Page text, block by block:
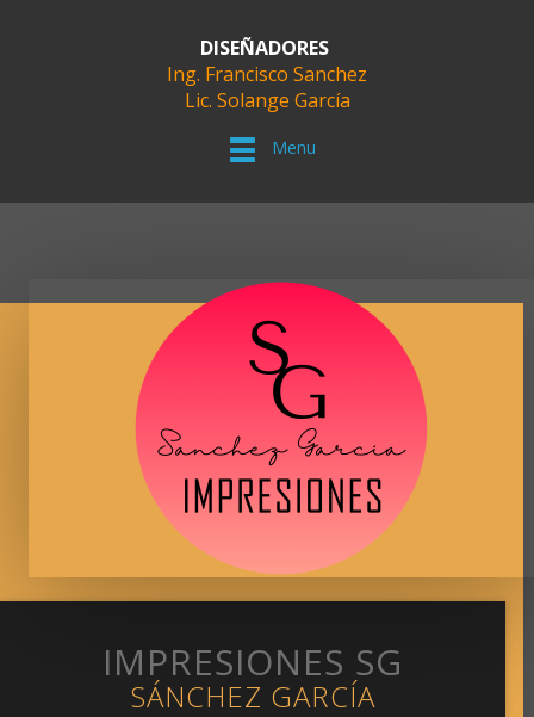
DISEÑADORES
Ing. Francisco Sanchez
Lic. Solange García
Menu
IMPRESIONES SG
SÁNCHEZ GARCÍA